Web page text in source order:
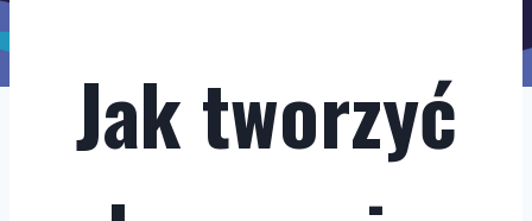
Jak tworzyć